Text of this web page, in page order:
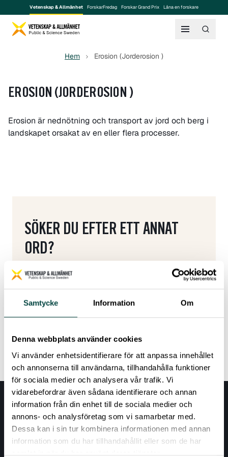
Samtycke Information Om
Denna webbplats använder cookies
Vi använder enhetsidentifierare för att anpassa innehållet
och annonserna till användarna, tillhandahålla funktioner
för sociala medier och analysera vår trafik. Vi
vidarebefordrar även sådana identifierare och annan
information från din enhet till de sociala medier och
annons- och analysföretag som vi samarbetar med.
Dessa kan i sin tur kombinera informationen med annan
information som du har tillhandahållit eller som de har
samlat in när du har använt deras tjänster.
Vetenskap & Allmänhet ForskarFredag Forskar Grand Prix Låna en forskare
Hem Erosion (Jorderosion )
EROSION (JORDEROSION )
Erosion är nednötning och transport av jord och berg i
landskapet orsakat av en eller flera processer.
SÖKER DU EFTER ETT ANNAT
ORD?
Söker du efter ett annat ord eller begrepp? Här
kommer du tillbaka till ordlistan.